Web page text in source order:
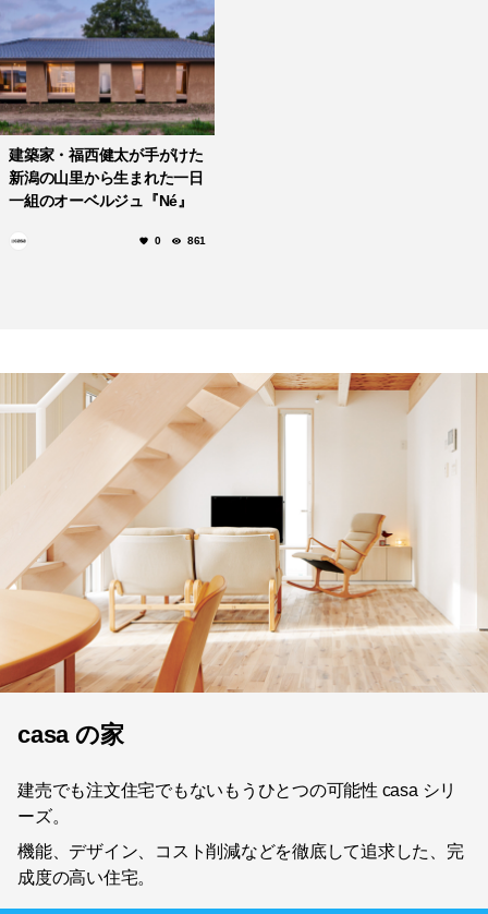
建築家・福西健太が手がけた
新潟の山里から生まれた一日
一組のオーベルジュ『Né』
一！
0 861
casa の家
建売でも注文住宅でもないもうひとつの可能性 casa シリ
ーズ。
機能、デザイン、コスト削減などを徹底して追求した、完
成度の高い住宅。